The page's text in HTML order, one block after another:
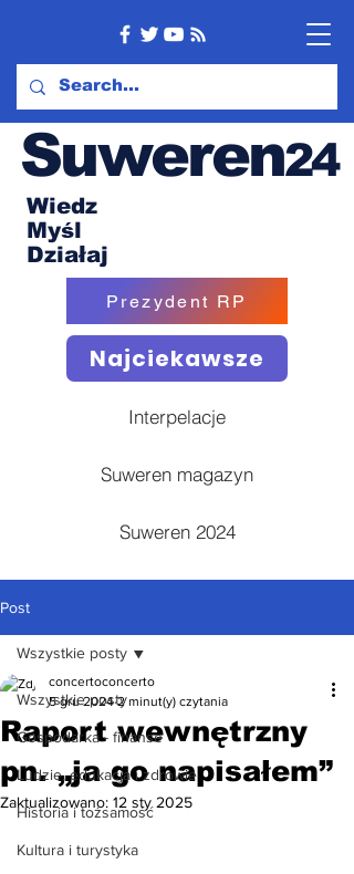
Suweren24
Wiedz
Myśl
Działaj
Prezydent RP
Najciekawsze
Interpelacje
Suweren magazyn
Suweren 2024
Post
Wszystkie posty
Gospodarka - finanse
Ludzie, edukacja i zdrowie
Historia i tożsamość
Kultura i turystyka
Wszystkie posty
Raport wewnętrzny
pn. „ja go napisałem”
concertoconcerto
5 gru 2024 2 minut(y) czytania
Zaktualizowano: 12 sty 2025